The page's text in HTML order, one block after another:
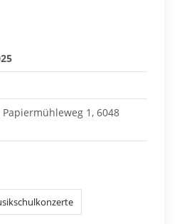
1, 6048